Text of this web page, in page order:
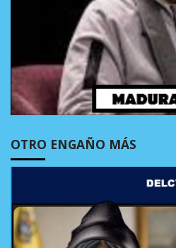
OTRO ENGAÑO MÁS